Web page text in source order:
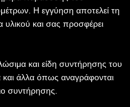
Η εγγύηση αποτελεί τη
και σας προσφέρει
και είδη συντήρησης του
και άλλα όπως αναγράφονται
συντήρησης.